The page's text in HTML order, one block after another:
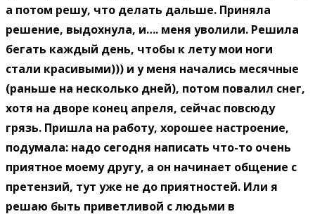
а потом решу, что делать дальше. Приняла
решение, выдохнула, и…. меня уволили. Решила
бегать каждый день, чтобы к лету мои ноги
стали красивыми))) и у меня начались месячные
(раньше на несколько дней), потом повалил снег,
хотя на дворе конец апреля, сейчас повсюду
грязь. Пришла на работу, хорошее настроение,
подумала: надо сегодня написать что-то очень
приятное моему другу, а он начинает общение с
претензий, тут уже не до приятностей. Или я
решаю быть приветливой с людьми в